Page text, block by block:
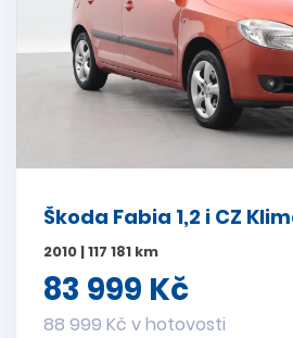
Škoda Fabia 1,2 i CZ
2010 | 117 181 km
83 999 Kč
88 999 Kč v hotovosti